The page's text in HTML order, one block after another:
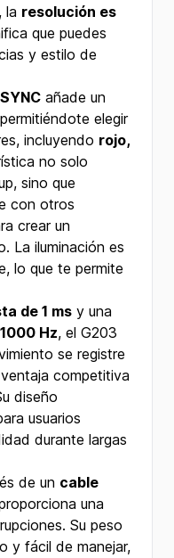
la resolución es
que puedes
y estilo de
añade un
elegir
incluyendo rojo,
no solo
sino que
con otros
crear un
La iluminación es
lo que te permite
de 1 ms y una
Hz, el G203
se registre
competitiva
diseño
usuarios
durante largas
de un cable
una
Su peso
y fácil de manejar,